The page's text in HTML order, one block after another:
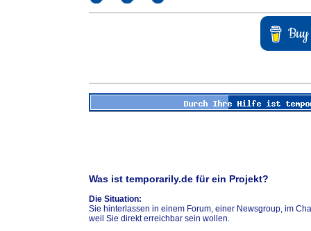
Was ist temporarily.de für ein Projekt?
Die Situation:
Sie hinterlassen in einem Forum, einer Newsgroup, im
weil Sie direkt erreichbar sein wollen.